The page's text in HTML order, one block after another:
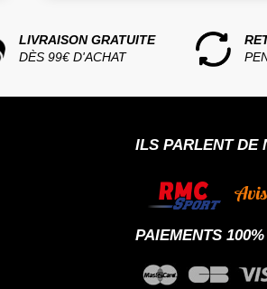
LIVRAISON GRATUITE
DÈS 99€ D'ACHAT
ILS PARLENT DE
PAIEMENTS